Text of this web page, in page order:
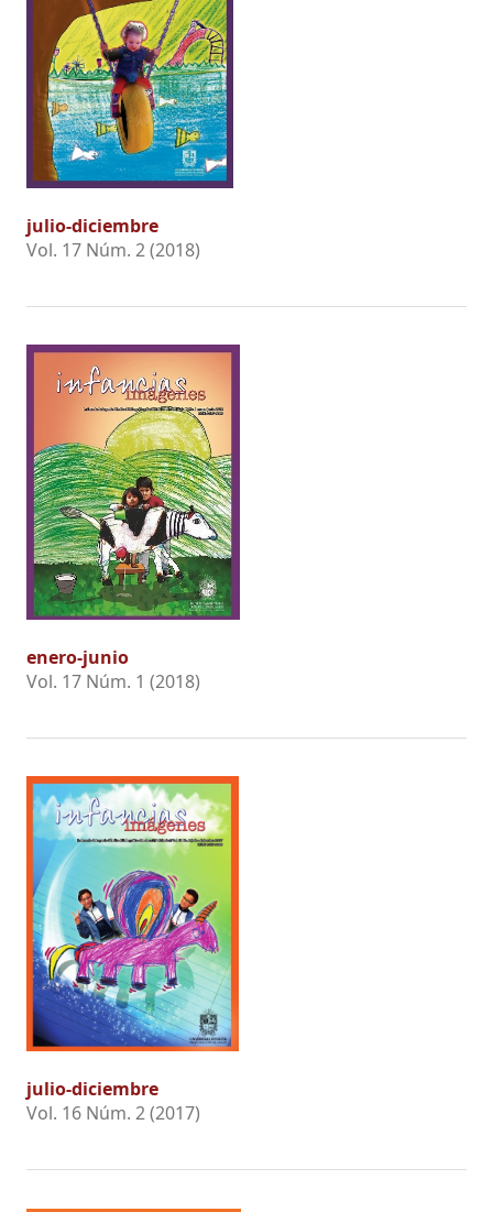
julio-diciembre
Vol. 17 Núm. 2 (2018)
enero-junio
Vol. 17 Núm. 1 (2018)
julio-diciembre
Vol. 16 Núm. 2 (2017)